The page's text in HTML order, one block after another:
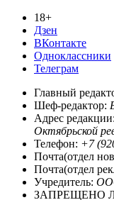
18+
Дзен
ВКонтакте
Одноклассники
Телеграм
Главный
Шеф-редактор:
Адрес редакции:
Октябрьской
Телефон: +7
Почта(отдел
Почта(отдел
Учредитель:
ЗАПРЕЩЕНО